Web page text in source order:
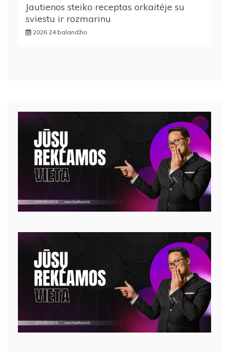
Jautienos steiko receptas orkaitėje su
sviestu ir rozmarinu
2026 24 balandžio